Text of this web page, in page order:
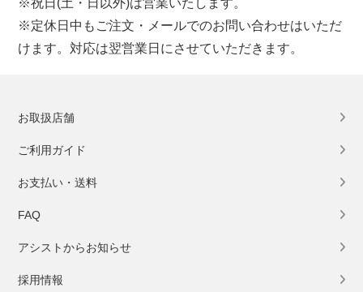
※定休日中もご注文・メールでのお問い合わせはいただ
けます。対応は翌営業日にさせていただきます。
お取扱店舗
ご利用ガイド
お支払い・送料
FAQ
アシストからお知らせ
採用情報